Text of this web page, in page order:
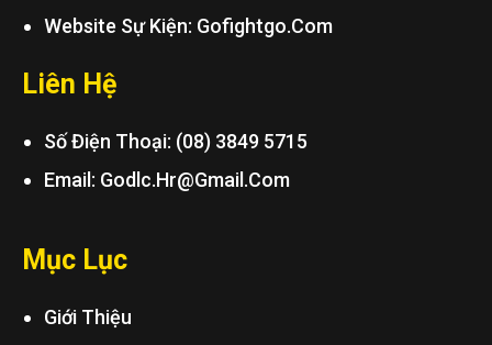
Website Sự Kiện: Gofightgo.com
Liên Hệ
Số Điện Thoại: (08) 3849 5715
Email: Godlc.hr@gmail.com
Mục Lục
Giới Thiệu